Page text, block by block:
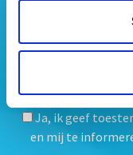
Mogen
Ja, ik geef
en mij te